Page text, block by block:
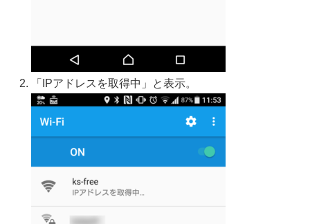
「IPアドレスを取得中」と表示。